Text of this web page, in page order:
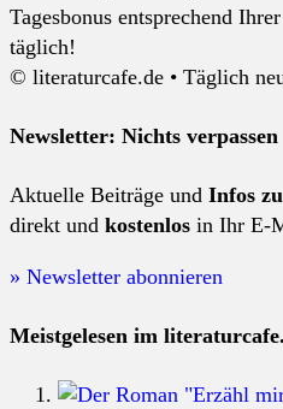
Tagesbonus entsprechend
täglich!
© literaturcafe.de • Täglich
Newsletter: Nichts verpassen
Aktuelle Beiträge und Infos
direkt und kostenlos in Ihr E-
» Newsletter abonnieren
Meistgelesen im